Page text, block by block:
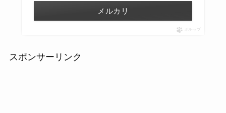
メルカリ
ポチップ
スポンサーリンク